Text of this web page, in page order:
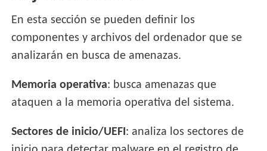
En esta sección se pueden definir los
componentes y archivos del ordenador que se
analizarán en busca de amenazas.
Memoria operativa: busca amenazas que
ataquen a la memoria operativa del sistema.
Sectores de inicio/UEFI: analiza los sectores de